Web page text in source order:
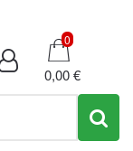
Καλάθι
0
0,00 €